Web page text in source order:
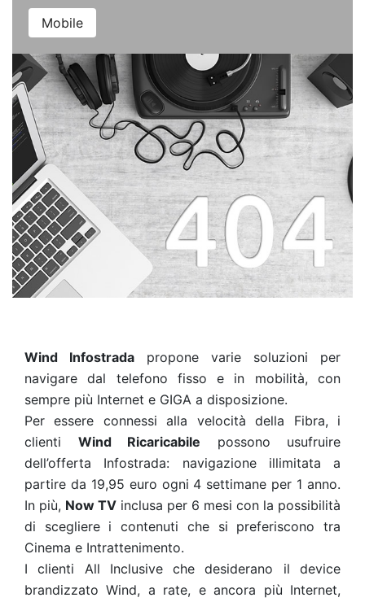
Mobile
Wind Infostrada propone varie soluzioni per
navigare dal telefono fisso e in mobilità, con
sempre più Internet e GIGA a disposizione.
Per essere connessi alla velocità della Fibra, i
clienti Wind Ricaricabile possono usufruire
dell’offerta Infostrada: navigazione illimitata a
partire da 19,95 euro ogni 4 settimane per 1 anno.
In più, Now TV inclusa per 6 mesi con la possibilità
di scegliere i contenuti che si preferiscono tra
Cinema e Intrattenimento.
I clienti All Inclusive che desiderano il device
brandizzato Wind, a rate, e ancora più Internet,